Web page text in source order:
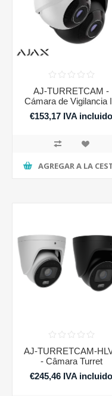
AJ-TURRETCAM -
Cámara de Vigilancia
€153,17 IVA incluido
AGREGAR A LA
AJ-TURRETCAM-
- Câmara Turret
€245,46 IVA incluido